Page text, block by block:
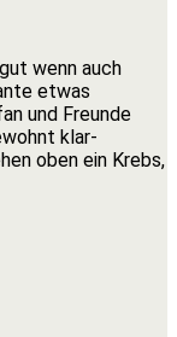
wenn auch
etwas
und Freunde
klar-
oben ein Krebs,